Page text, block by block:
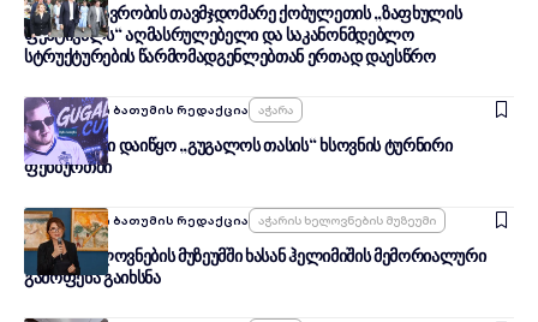
აჭარის მთავრობის თავმჯდომარე ქობულეთის „ზაფხულის
ფესტივალს“ აღმასრულებელი და საკანონმდებლო
სტრუქტურების წარმომადგენლებთან ერთად დაესწრო
Ავტორი:შენი ბათუმის რედაქცია Აჭარა
ქობულეთში დაიწყო „გუგალოს თასის“ ხსოვნის ტურნირი
ფეხბურთში
Ავტორი:შენი ბათუმის რედაქცია Აჭარის Ხელოვნების Მუზეუმი
აჭარის ხელოვნების მუზეუმში ხასან ჰელიმიშის მემორიალური
გამოფენა გაიხსნა